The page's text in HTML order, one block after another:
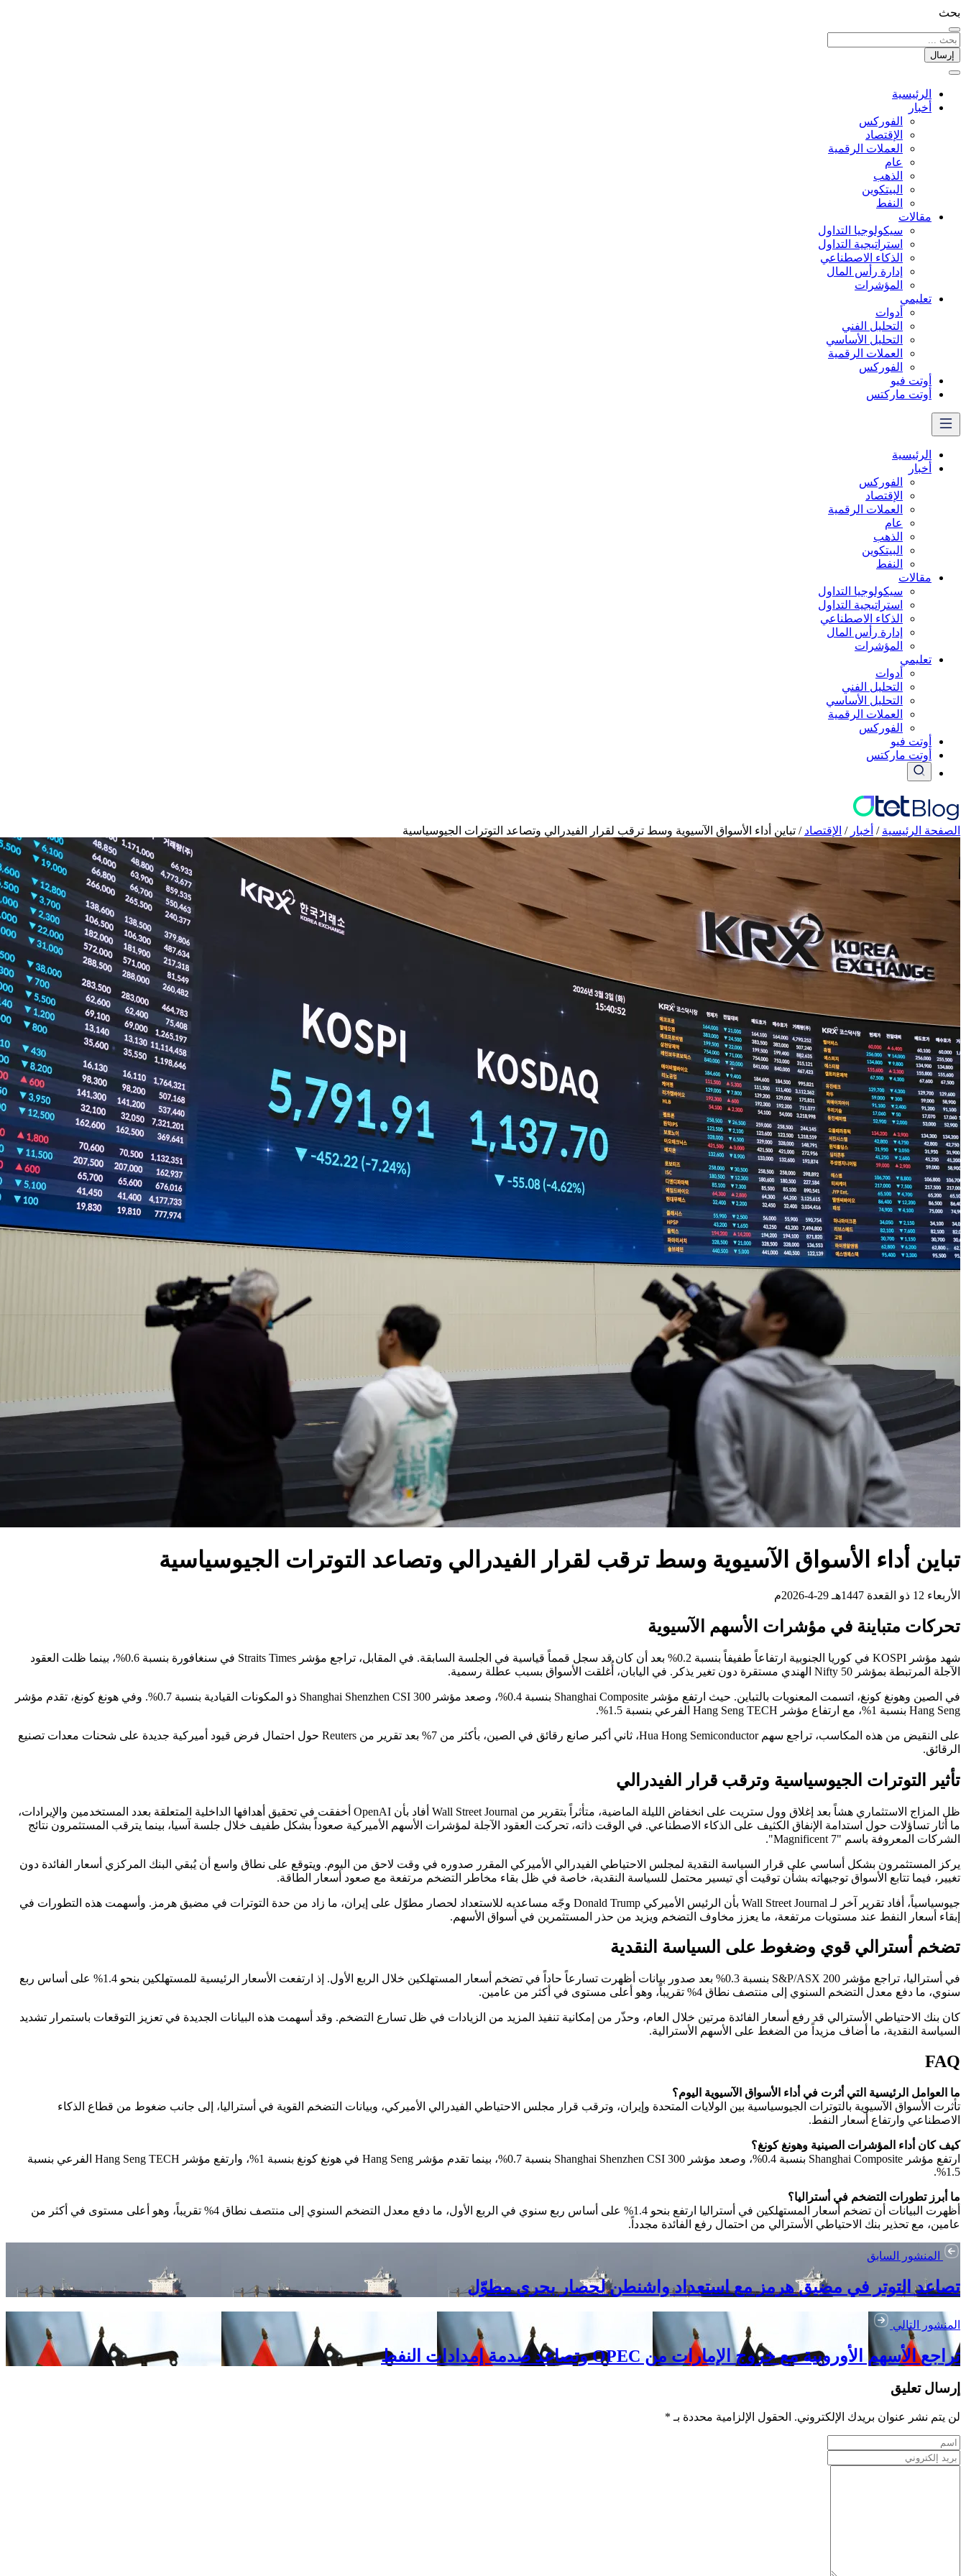
بحث
إرسال
الرئيسية
أخبار
الفوركس
الإقتصاد
العملات الرقمیة
عام
الذهب
البيتكوين
النفط
مقالات
سيكولوجيا التداول
استراتيجية التداول
الذكاء الاصطناعي
إدارة رأس المال
المؤشرات
تعليمي
أدوات
التحليل الفني
التحليل الأساسي
العملات الرقمية
الفوركس
أوتت فيو
أوتت ماركتس
الرئيسية
أخبار
الفوركس
الإقتصاد
العملات الرقمیة
عام
الذهب
البيتكوين
النفط
مقالات
سيكولوجيا التداول
استراتيجية التداول
الذكاء الاصطناعي
إدارة رأس المال
المؤشرات
تعليمي
أدوات
التحليل الفني
التحليل الأساسي
العملات الرقمية
الفوركس
أوتت فيو
أوتت ماركتس
الصفحة الرئيسية / أخبار / الإقتصاد / تباين أداء الأسواق الآسيوية وسط ترقب لقرار الفيدرالي وتصاعد التوترات الجيوسياسية
تباين أداء الأسواق الآسيوية وسط ترقب لقرار الفيدرالي وتصاعد التوترات الجيوسياسية
الأربعاء 12 ذو القعدة 1447هـ 29-4-2026م
تحركات متباينة في مؤشرات الأسهم الآسيوية
شهد مؤشر KOSPI في كوريا الجنوبية ارتفاعاً طفيفاً بنسبة 0.2% بعد أن كان قد سجل قمماً قياسية في الجلسة السابقة. في المقابل، تراجع مؤشر Straits Times في سنغافورة بنسبة 0.6%، بينما ظلت العقود
الآجلة المرتبطة بمؤشر Nifty 50 الهندي مستقرة دون تغير يذكر. في اليابان، أُغلقت الأسواق بسبب عطلة رسمية.
في الصين وهونغ كونغ، اتسمت المعنويات بالتباين. حيث ارتفع مؤشر Shanghai Composite بنسبة 0.4%، وصعد مؤشر Shanghai Shenzhen CSI 300 ذو المكونات القيادية بنسبة 0.7%. وفي هونغ كونغ، تقدم مؤشر
Hang Seng بنسبة 1%، مع ارتفاع مؤشر Hang Seng TECH الفرعي بنسبة 1.5%.
على النقيض من هذه المكاسب، تراجع سهم Hua Hong Semiconductor، ثاني أكبر صانع رقائق في الصين، بأكثر من 7% بعد تقرير من Reuters حول احتمال فرض قيود أميركية جديدة على شحنات معدات تصنيع
الرقائق.
تأثير التوترات الجيوسياسية وترقب قرار الفيدرالي
ظل المزاج الاستثماري هشاً بعد إغلاق وول ستريت على انخفاض الليلة الماضية، متأثراً بتقرير من Wall Street Journal أفاد بأن OpenAI أخفقت في تحقيق أهدافها الداخلية المتعلقة بعدد المستخدمين والإيرادات،
ما أثار تساؤلات حول استدامة الإنفاق الكثيف على الذكاء الاصطناعي. في الوقت ذاته، تحركت العقود الآجلة لمؤشرات الأسهم الأميركية صعوداً بشكل طفيف خلال جلسة آسيا، بينما يترقب المستثمرون نتائج
الشركات المعروفة باسم "Magnificent 7".
يركز المستثمرون بشكل أساسي على قرار السياسة النقدية لمجلس الاحتياطي الفيدرالي الأميركي المقرر صدوره في وقت لاحق من اليوم. ويتوقع على نطاق واسع أن يُبقي البنك المركزي أسعار الفائدة دون
تغيير، فيما تتابع الأسواق توجيهاته بشأن توقيت أي تيسير محتمل للسياسة النقدية، خاصة في ظل بقاء مخاطر التضخم مرتفعة مع صعود أسعار الطاقة.
جيوسياسياً، أفاد تقرير آخر لـ Wall Street Journal بأن الرئيس الأميركي Donald Trump وجّه مساعديه للاستعداد لحصار مطوّل على إيران، ما زاد من حدة التوترات في مضيق هرمز. وأسهمت هذه التطورات في
إبقاء أسعار النفط عند مستويات مرتفعة، ما يعزز مخاوف التضخم ويزيد من حذر المستثمرين في أسواق الأسهم.
تضخم أسترالي قوي وضغوط على السياسة النقدية
في أستراليا، تراجع مؤشر S&P/ASX 200 بنسبة 0.3% بعد صدور بيانات أظهرت تسارعاً حاداً في تضخم أسعار المستهلكين خلال الربع الأول. إذ ارتفعت الأسعار الرئيسية للمستهلكين بنحو 1.4% على أساس ربع
سنوي، ما دفع معدل التضخم السنوي إلى منتصف نطاق 4% تقريباً، وهو أعلى مستوى في أكثر من عامين.
كان بنك الاحتياطي الأسترالي قد رفع أسعار الفائدة مرتين خلال العام، وحذّر من إمكانية تنفيذ المزيد من الزيادات في ظل تسارع التضخم. وقد أسهمت هذه البيانات الجديدة في تعزيز التوقعات باستمرار تشديد
السياسة النقدية، ما أضاف مزيداً من الضغط على الأسهم الأسترالية.
FAQ
ما العوامل الرئيسية التي أثرت في أداء الأسواق الآسيوية اليوم؟
تأثرت الأسواق الآسيوية بالتوترات الجيوسياسية بين الولايات المتحدة وإيران، وترقب قرار مجلس الاحتياطي الفيدرالي الأميركي، وبيانات التضخم القوية في أستراليا، إلى جانب ضغوط من قطاع الذكاء
الاصطناعي وارتفاع أسعار النفط.
كيف كان أداء المؤشرات الصينية وهونغ كونغ؟
ارتفع مؤشر Shanghai Composite بنسبة 0.4%، وصعد مؤشر Shanghai Shenzhen CSI 300 بنسبة 0.7%، بينما تقدم مؤشر Hang Seng في هونغ كونغ بنسبة 1%، وارتفع مؤشر Hang Seng TECH الفرعي بنسبة
1.5%.
ما أبرز تطورات التضخم في أستراليا؟
أظهرت البيانات أن تضخم أسعار المستهلكين في أستراليا ارتفع بنحو 1.4% على أساس ربع سنوي في الربع الأول، ما دفع معدل التضخم السنوي إلى منتصف نطاق 4% تقريباً، وهو أعلى مستوى في أكثر من
عامين، مع تحذير بنك الاحتياطي الأسترالي من احتمال رفع الفائدة مجدداً.
المنشور السابق
تصاعد التوتر في مضيق هرمز مع استعداد واشنطن لحصار بحري مطوّل
المنشور التالي
تراجع الأسهم الأوروبية مع خروج الإمارات من OPEC وتصاعد صدمة إمدادات النفط
إرسال تعليق
لن يتم نشر عنوان بريدك الإلكتروني. الحقول الإلزامية محددة بـ *